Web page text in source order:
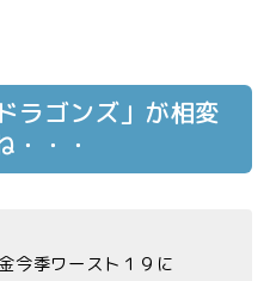
ゴンズ」が相変
・・
今季ワースト１９に